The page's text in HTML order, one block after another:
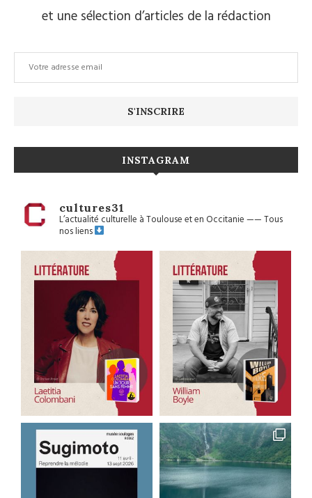
et une sélection d’articles de la rédaction
INSTAGRAM
cultures31
L’actualité culturelle à Toulouse et en Occitanie——Tous
nos liens